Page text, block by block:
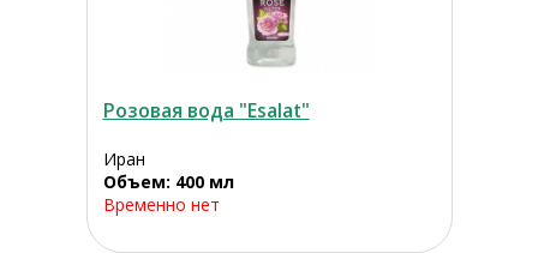
Розовая вода "Esalat"
Иран
Объем: 400 мл
Временно нет